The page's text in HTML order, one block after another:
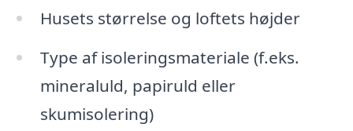
Husets størrelse og loftets højder
Type af isoleringsmateriale (f.eks.
mineraluld, papiruld eller
skumisolering)